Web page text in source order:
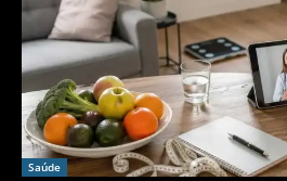
Saúde